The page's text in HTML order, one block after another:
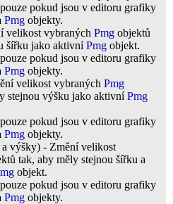
pokud jsou v editoru grafiky
Pmg objekty.
velikost vybraných Pmg objektů
šířku jako aktivníPmg objekt.
pokud jsou v editoru grafiky
Pmg objekty.
velikost vybraných Pmg
stejnou výšku jako aktivníPmg
pokud jsou v editoru grafiky
Pmg objekty.
výšky) - Změní velikost
tak, aby měly stejnou šířku a
objekt.
pokud jsou v editoru grafiky
Pmg objekty.